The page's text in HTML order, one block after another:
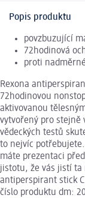
Popis produktu
povzbuzující
72hodinová
proti
Rexona
72hodinovou
aktivovanou
vytvořený pro stejně
vědeckých testů
to nejvíc
máte prezentaci
jistotu, že vás jistí ta
antiperspirant stick
číslo produktu dm: